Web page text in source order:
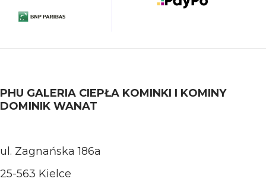
PHU GALERIA CIEPŁA KOMINKI I KOMINY
DOMINIK WANAT
ul. Zagnańska 186a
25-563 Kielce